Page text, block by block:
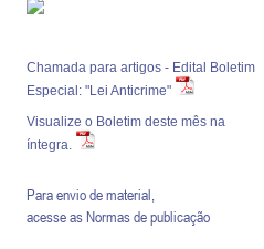
Chamada para artigos - Edital Boletim
Especial: "Lei Anticrime"
Visualize o Boletim deste mês na
íntegra.
Para envio de material,
acesse asNormas de publicação